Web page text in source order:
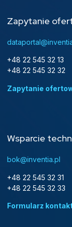
Zapytanie
+48 22 545 32 13
+48 22 545 32 32
Zapytanie
Wsparcie
bok@inventia.pl
+48 22 545 32 31
+48 22 545 32 33
Formularz